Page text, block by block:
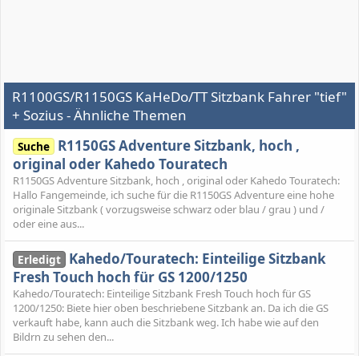
R1100GS/R1150GS KaHeDo/TT Sitzbank Fahrer "tief"
+ Sozius - Ähnliche Themen
Suche R1150GS Adventure Sitzbank, hoch ,
original oder Kahedo Touratech
R1150GS Adventure Sitzbank, hoch , original oder Kahedo Touratech:
Hallo Fangemeinde, ich suche für die R1150GS Adventure eine hohe
originale Sitzbank ( vorzugsweise schwarz oder blau / grau ) und /
oder eine aus...
Erledigt Kahedo/Touratech: Einteilige Sitzbank
Fresh Touch hoch für GS 1200/1250
Kahedo/Touratech: Einteilige Sitzbank Fresh Touch hoch für GS
1200/1250: Biete hier oben beschriebene Sitzbank an. Da ich die GS
verkauft habe, kann auch die Sitzbank weg. Ich habe wie auf den
Bildrn zu sehen den...